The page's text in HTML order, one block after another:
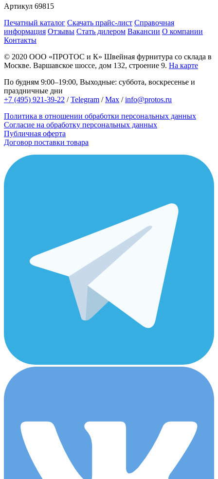
Артикул 69815
Печатный каталог Скачать прайс-лист Справочная
информация Отзывы Стать дилером Вакансии О компании
Контакты
© 2020 ООО «ПРОТОС и К» Швейная фурнитура со склада в
Москве. Варшавское шоссе, дом 132, строение 9. На карте
По будням 9:00–19:00, Выходные: суббота, воскресенье и
праздничные дни
+7 (495) 921-39-22 /Telegram /Max /info@protos.ru
Политика в отношении обработки персональных данных
Согласие на обработку персональных данных
Публичная оферта
Договор поставки товара